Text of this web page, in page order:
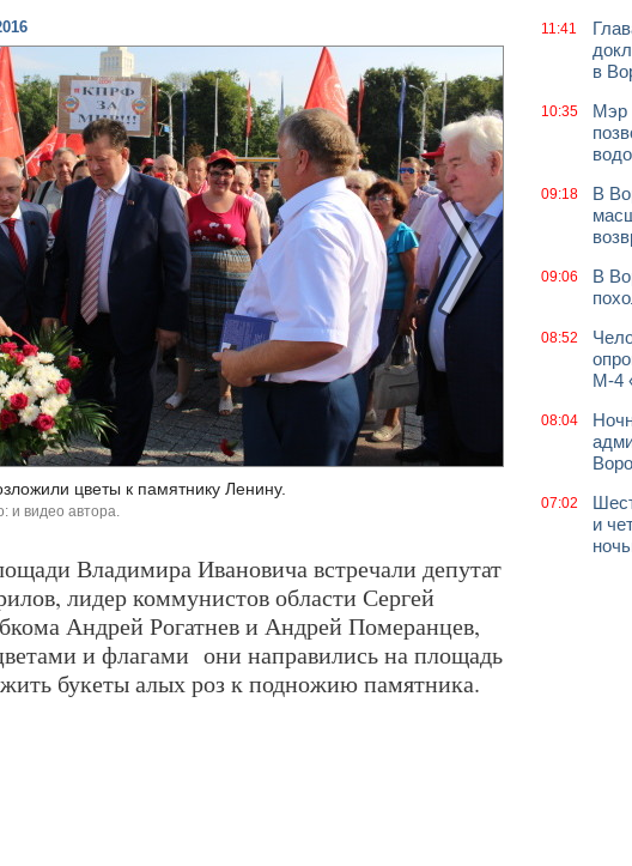
цветы к памятнику Ленину.
и видео автора.
Владимира Ивановича встречали депутат
лидер коммунистов области Сергей
Андрей Рогатнев и Андрей Померанцев,
и флагами они направились на площадь
букеты алых роз к подножию памятника.
11:41
в
10:35
Мэр
09:18
В
09:06
В
08:52
М-4
08:04
07:02
и